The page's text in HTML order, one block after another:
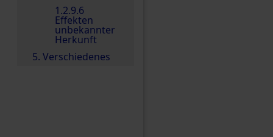
1.2.9.6
Effekten
unbekannter
Herkunft
5. Verschiedenes